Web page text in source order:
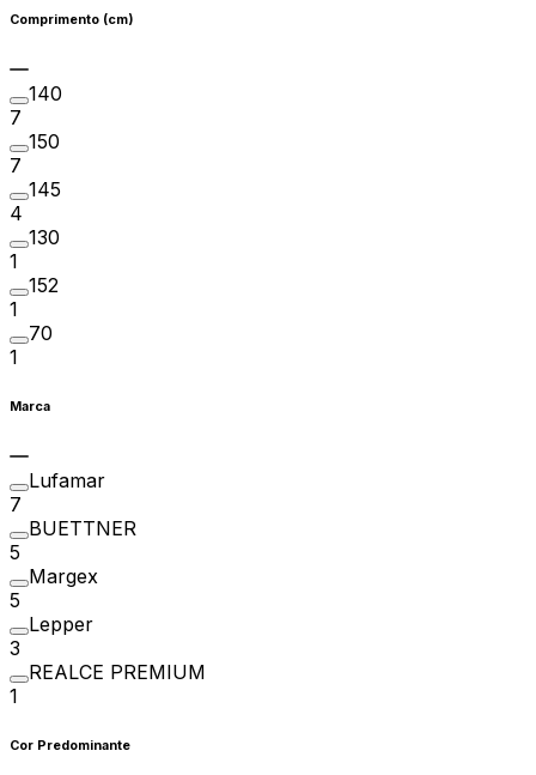
Comprimento (cm)
140
7
150
7
145
4
130
1
152
1
70
1
Marca
Lufamar
7
BUETTNER
5
Margex
5
Lepper
3
REALCE PREMIUM
1
Cor Predominante